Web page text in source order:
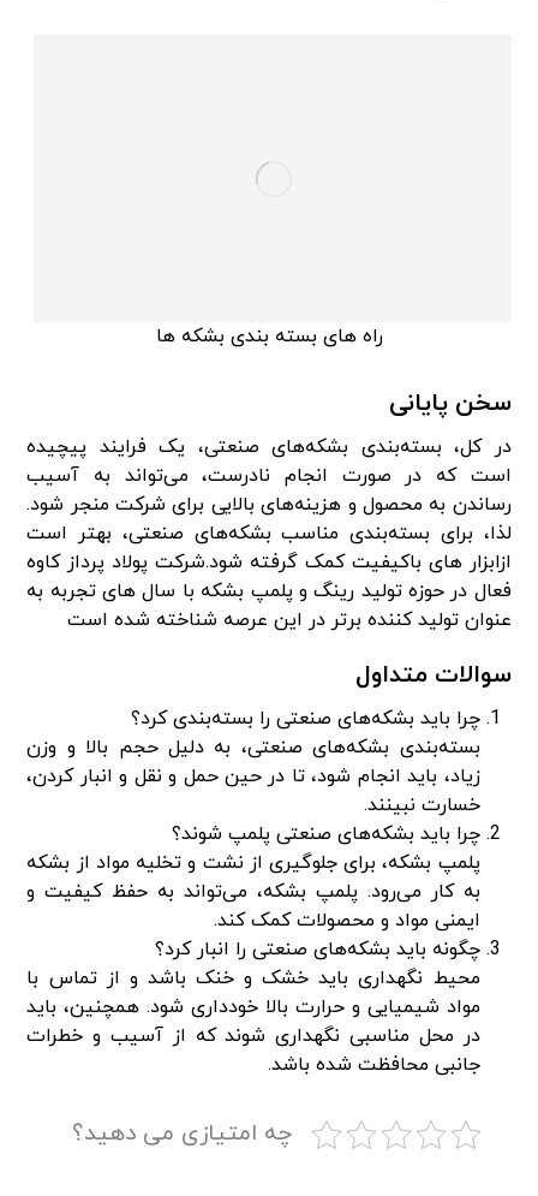
راه های بسته بندی بشکه ها
سخن پایانی
در کل، بسته‌بندی بشکه‌های صنعتی، یک فرایند پیچیده
است که در صورت انجام نادرست، می‌تواند به آسیب
رساندن به محصول و هزینه‌های بالایی برای شرکت منجر شود.
لذا، برای بسته‌بندی مناسب بشکه‌های صنعتی، بهتر است
ازابزار های باکیفیت کمک گرفته شود.شرکت پولاد پرداز کاوه
فعال در حوزه تولید رینگ و پلمپ بشکه با سال های تجربه به
عنوان تولید کننده برتر در این عرصه شناخته شده است
سوالات متداول
چرا باید بشکه‌های صنعتی را بسته‌بندی کرد؟
بسته‌بندی بشکه‌های صنعتی، به دلیل حجم بالا و وزن
زیاد، باید انجام شود، تا در حین حمل و نقل و انبار کردن،
خسارت نبینند.
چرا باید بشکه‌های صنعتی پلمپ شوند؟
پلمپ بشکه، برای جلوگیری از نشت و تخلیه مواد از بشکه
به کار می‌رود. پلمپ بشکه، می‌تواند به حفظ کیفیت و
ایمنی مواد و محصولات کمک کند.
چگونه باید بشکه‌های صنعتی را انبار کرد؟
محیط نگهداری باید خشک و خنک باشد و از تماس با
مواد شیمیایی و حرارت بالا خودداری شود. همچنین، باید
در محل مناسبی نگهداری شوند که از آسیب و خطرات
جانبی محافظت شده باشد.
چه امتیازی می دهید؟